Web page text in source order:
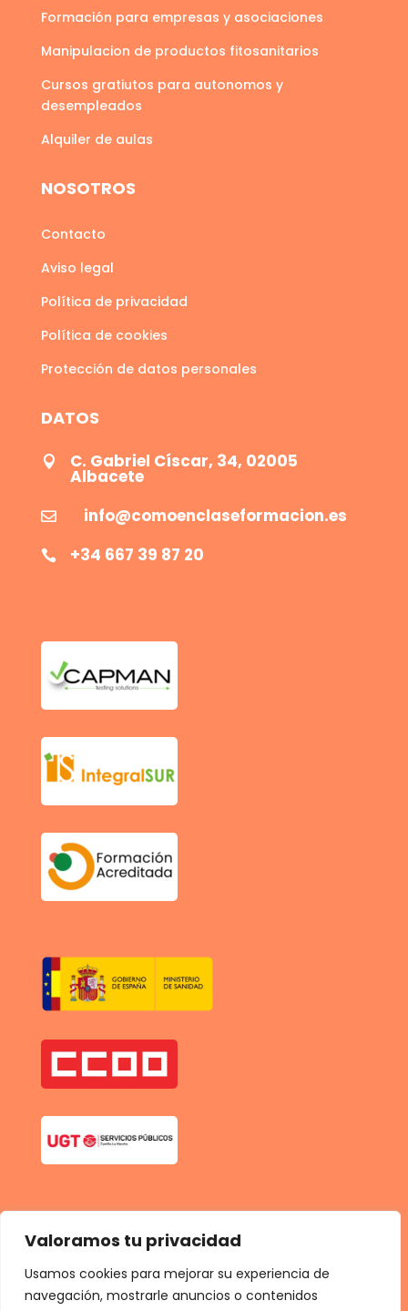
Valoramos tu privacidad
Usamos cookies para mejorar su experiencia de
navegación, mostrarle anuncios o contenidos
Formación para empresas y asociaciones
Manipulacion de productos fitosanitarios
Cursos gratiutos para autonomos y
desempleados
Alquiler de aulas
NOSOTROS
Contacto
Aviso legal
Política de privacidad
Política de cookies
Protección de datos personales
DATOS
 C. Gabriel Císcar, 34, 02005
Albacete
 info@comoenclaseformacion.es
 +34 667 39 87 20